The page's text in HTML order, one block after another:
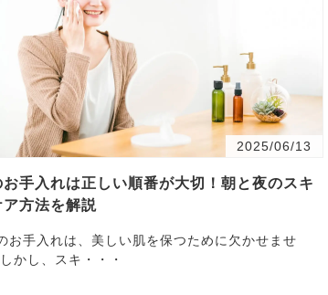
2025/06/13
お手入れは正しい順番が大切！朝と夜のスキ
ア方法を解説
かし、スキ・・・